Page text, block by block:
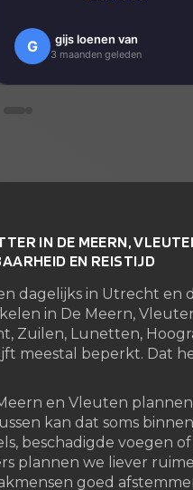
meer .
Dus mijn advies zoek je een
G gijs loenen van
3 maanden geleden
IN DE MEERN,
EN REISTIJD
dagelijks in Utrecht en
in De Meern,
Zuilen, Lunetten,
meestal beperkt. Dat
en Vleuten
kan dat soms
beschadigde voegen
plannen we liever
goed